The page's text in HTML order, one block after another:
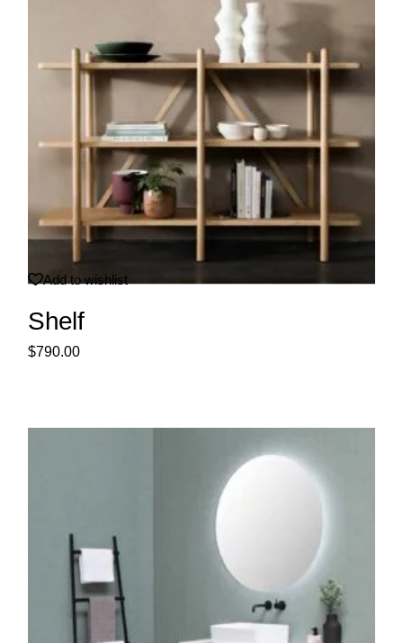
Add to wishlist
Shelf
$790.00